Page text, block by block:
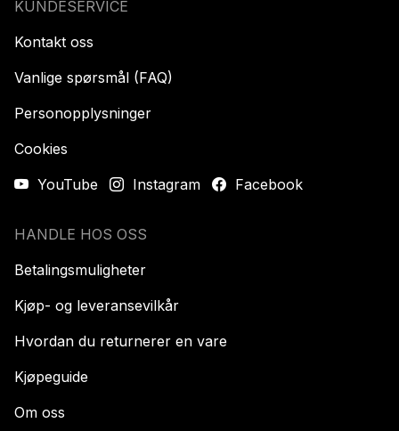
KUNDESERVICE
Kontakt oss
Vanlige spørsmål (FAQ)
Personopplysninger
Cookies
YouTube
Instagram Facebook
HANDLE HOS OSS
Betalingsmuligheter
Kjøp- og leveransevilkår
Hvordan du returnerer en vare
Kjøpeguide
Om oss